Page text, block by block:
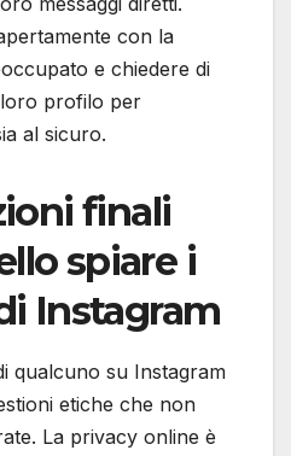
con la
e chiedere di
profilo per
al sicuro.
finali
spiare i
Instagram
qualcuno su Instagram
etiche che non
La privacy online è